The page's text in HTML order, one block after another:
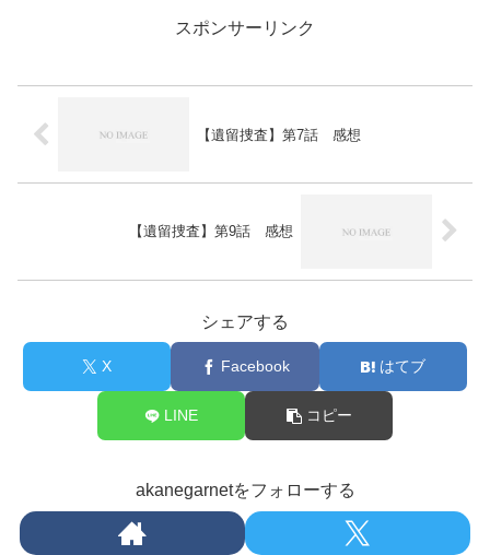
スポンサーリンク
【遺留捜査】第7話 感想
【遺留捜査】第9話 感想
シェアする
X Facebook はてブ
LINE コピー
akanegarnetをフォローする